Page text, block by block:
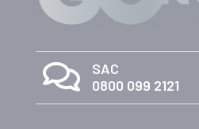

SAC
0800 099 2121